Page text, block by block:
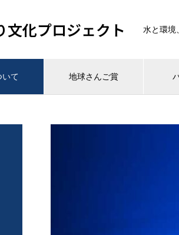
化プロジェクト 水と環境
いて 地球さんご賞